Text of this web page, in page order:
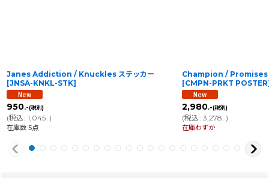
Janes Addiction / Knuckles ステッカー
[JNSA-KNKL-STK]
950.-(税別)
(税込: 1,045.-)
在庫数 5点
Champion / Promises
[CMPN-PRKT POSTER
2,980.-(税別)
(税込: 3,278 .-)
在庫わずか